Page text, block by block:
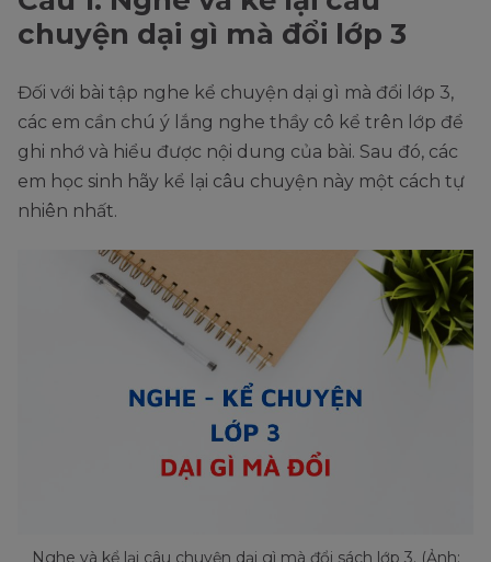
chuyện dại gì mà đổi lớp 3
Đối với bài tập nghe kể chuyện dại gì mà đổi lớp 3,
các em cần chú ý lắng nghe thầy cô kể trên lớp để
ghi nhớ và hiểu được nội dung của bài. Sau đó, các
em học sinh hãy kể lại câu chuyện này một cách tự
nhiên nhất.
Nghe và kể lại câu chuyện dại gì mà đổi sách lớp 3. (Ảnh: